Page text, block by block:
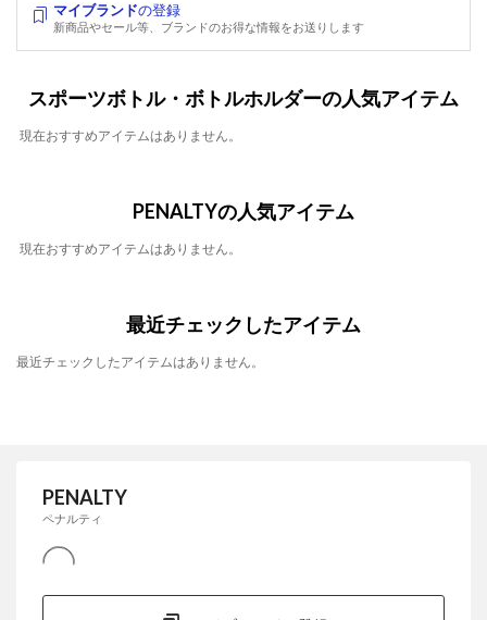
マイブランドの登録
新商品やセール等、ブランドのお得な情報をお送りします
スポーツボトル・ボトルホルダーの人気アイテム
現在おすすめアイテムはありません。
PENALTYの人気アイテム
現在おすすめアイテムはありません。
最近チェックしたアイテム
最近チェックしたアイテムはありません。
PENALTY
ペナルティ